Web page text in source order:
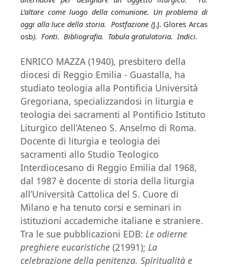
L’altare come luogo della comunione. Un problema di
oggi alla luce della storia. Postfazione (J.J. Glores Arcas
osb). Fonti. Bibliografia. Tabula gratulatoria. Indici.
ENRICO MAZZA (1940), presbitero della
diocesi di Reggio Emilia - Guastalla, ha
studiato teologia alla Pontificia Università
Gregoriana, specializzandosi in liturgia e
teologia dei sacramenti al Pontificio Istituto
Liturgico dell’Ateneo S. Anselmo di Roma.
Docente di liturgia e teologia dei
sacramenti allo Studio Teologico
Interdiocesano di Reggio Emilia dal 1968,
dal 1987 è docente di storia della liturgia
all’Università Cattolica del S. Cuore di
Milano e ha tenuto corsi e seminari in
istituzioni accademiche italiane e straniere.
Tra le sue pubblicazioni EDB: Le odierne
preghiere eucaristiche (21991); La
celebrazione della penitenza. Spiritualità e